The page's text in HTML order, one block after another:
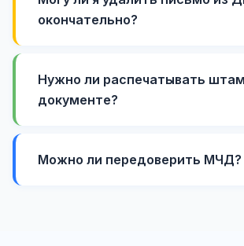
окончательно?
Нужно ли распечатывать
документе?
Можно ли передоверить МЧД?